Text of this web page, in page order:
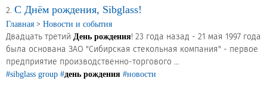
Листовое стекло
Стекло для строительства и интерьера
Стекло для машиностроения
Стекло для мебели, оборудования и бытовой техники
2. С Днём рождения, Sibglass!
Главная > Новости и события
Двадцать третий День рождения! 23 года назад - 21 мая 1997 года
была основана ЗАО "Сибирская стекольная компания" - первое
предприятие производственно-торгового ...
#sibglass group #день рождения #новости